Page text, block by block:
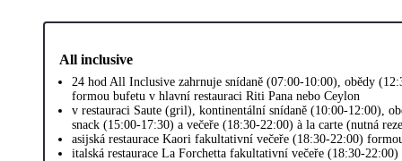
All inclusive
24 hod All Inclusive zahrnuje snídaně (07:00-10:00), obědy
formou bufetu v hlavní restauraci Riti Pana nebo Ceylon
v restauraci Saute (gril), kontinentální snídaně (10:00-12:00),
snack (15:00-17:30) a večeře (18:30-22:00) à la carte (nutná
asijská restaurace Kaori fakultativní večeře (18:30-22:00)
italská restaurace La Forchetta fakultativní večeře (18:30-22:00)